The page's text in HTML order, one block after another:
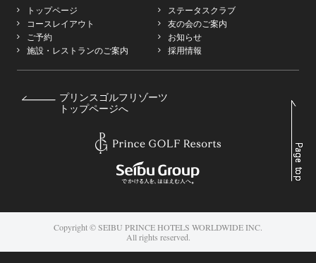
トップページ
ステータスクラブ
コースレイアウト
友の会のご案内
ご予約
お知らせ
施設・レストランのご案内
採用情報
プリンスゴルフリゾーツ
トップページへ
Copyright © SEIBU PRINCE HOTELS WORLDWIDE INC.
All rights reserved.